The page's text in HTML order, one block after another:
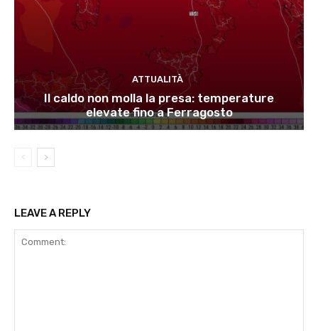
ATTUALITÀ
Il caldo non molla la presa: temperature
elevate fino a Ferragosto
LEAVE A REPLY